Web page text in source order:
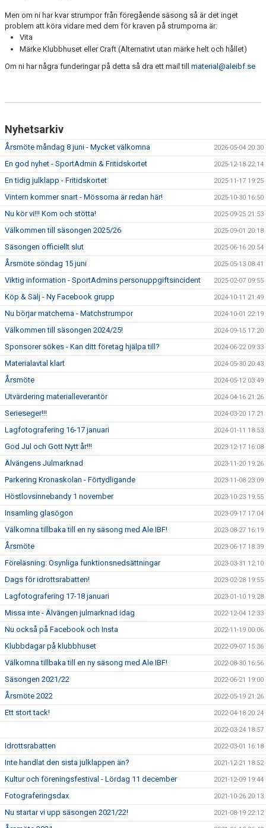
Men om ni har kvar strumpor från föregående säsong så är det inget
problem att köra vidare med dem för kraven på strumporna är:
Vita
Märke Klubbhuset eller Craft (Alternativt utan märke helt och hållet)
Om ni har några funderingar på detta så dra ett mail till material@aleibf.se
Nyhetsarkiv
Årsmöte måndag 8 juni - Mycket välkomna 2026-05-04 20:30
En god nyhet - SportAdmin & Fritidskortet 2025-12-18 22:14
En tidig julklapp - Fritidskortet 2025-11-17 19:25
Vintern kommer snart - Mössorna är redan här! 2025-10-30 16:50
Nu kör vi!!! Kom och stötta! 2025-09-25 21:53
Välkommen till säsongen 2025/26 2025-09-01 20:18
Säsongen officiellt slut 2025-06-16 20:54
Årsmöte söndag 15 juni 2025-05-13 08:41
Viktig information - SportAdmins personuppgiftsincident 2025-02-07 09:55
Köp & Sälj - Ny Facebook grupp 2024-10-11 21:49
Nu börjar matcherna - Matchstrumpor 2024-10-01 22:19
Välkommen till säsongen 2024/25! 2024-09-15 17:20
Sponsorer sökes - Kan ditt företag hjälpa till? 2024-06-22 09:33
Materialavtal klart 2024-05-30 20:43
Årsmöte 2024-05-12 03:49
Utvärdering materialleverantör 2024-04-16 21:26
Serieseger!!! 2024-03-20 17:21
Lagfotografering 16-17 januari 2024-01-11 18:53
God Jul och Gott Nytt år!!! 2023-12-17 16:08
Älvängens Julmarknad 2023-11-20 19:26
Parkering Kronaskolan - Förtydligande 2023-11-08 23:09
Höstlovsinnebandy 1 november 2023-10-23 19:55
Insamling glasögon 2023-09-17 17:04
Välkomna tillbaka till en ny säsong med Ale IBF! 2023-08-27 16:19
Årsmöte 2023-06-17 18:39
Föreläsning: Osynliga funktionsnedsättningar 2023-03-31 12:10
Dags för idrottsrabatten! 2023-02-28 19:55
Lagfotografering 17-18 januari 2023-01-10 19:28
Missa inte - Älvängen julmarknad idag 2022-12-04 12:33
Nu också på Facebook och Insta 2022-11-19 00:06
Klubbdagar på klubbhuset 2022-09-07 15:36
Välkomna tillbaka till en ny säsong med Ale IBF! 2022-08-30 16:56
Säsongen 2021/22 2022-06-21 19:00
Årsmöte 2022 2022-05-19 21:26
Ett stort tack! 2022-04-18 20:24
2022-03-24 18:57
Idrottsrabatten 2022-03-01 16:18
Inte handlat den sista julklappen än? 2021-12-21 18:52
Kultur och föreningsfestival - Lördag 11 december 2021-12-09 19:44
Fotograferingsdax 2021-10-26 20:13
Nu startar vi upp säsongen 2021/22! 2021-08-19 22:12